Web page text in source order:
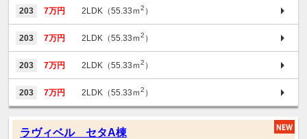
203 7万円 2LDK（55.33ｍ2 ）
203 7万円 2LDK（55.33ｍ2 ）
203 7万円 2LDK（55.33ｍ2 ）
203 7万円 2LDK（55.33ｍ2 ）
ラヴィベル セタA棟